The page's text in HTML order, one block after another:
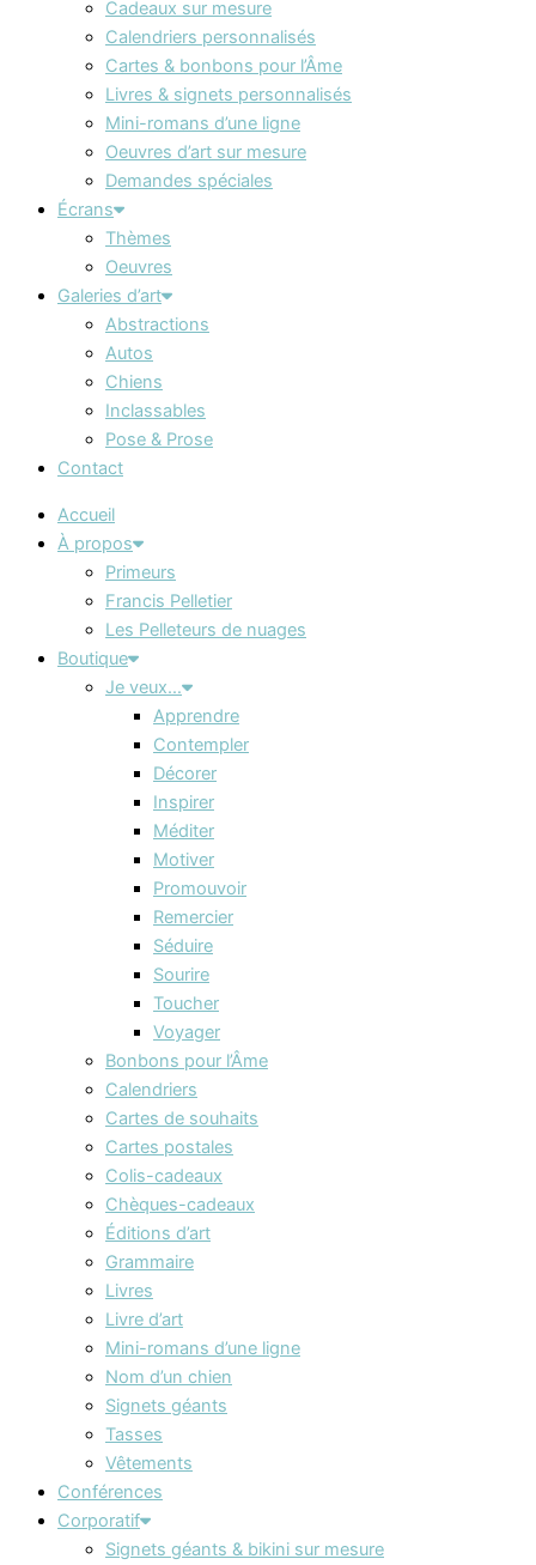
Cadeaux sur mesure
Calendriers personnalisés
Cartes & bonbons pour l’Âme
Livres & signets personnalisés
Mini-romans d’une ligne
Oeuvres d’art sur mesure
Demandes spéciales
Écrans
Thèmes
Oeuvres
Galeries d’art
Abstractions
Autos
Chiens
Inclassables
Pose & Prose
Contact
Accueil
À propos
Primeurs
Francis Pelletier
Les Pelleteurs de nuages
Boutique
Je veux…
Apprendre
Contempler
Décorer
Inspirer
Méditer
Motiver
Promouvoir
Remercier
Séduire
Sourire
Toucher
Voyager
Bonbons pour l’Âme
Calendriers
Cartes de souhaits
Cartes postales
Colis-cadeaux
Chèques-cadeaux
Éditions d’art
Grammaire
Livres
Livre d’art
Mini-romans d’une ligne
Nom d’un chien
Signets géants
Tasses
Vêtements
Conférences
Corporatif
Signets géants & bikini sur mesure